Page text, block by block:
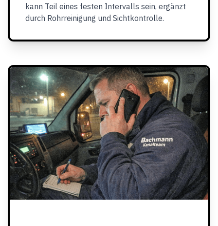
kann Teil eines festen Intervalls sein, ergänzt
durch Rohrreinigung und Sichtkontrolle.